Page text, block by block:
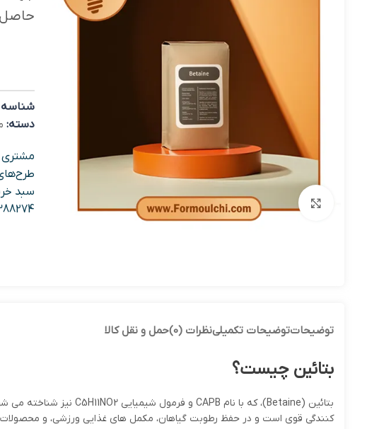
بزرگنمایی تصویر
حاصل
دسته:
مشتری
09358388274
توضیحاتتوضیحات تکمیلینظرات (0) حمل و نقل کالا
بتائین چیست؟
بتائین (Betaine)، که با نام CAPB و فرمول شیمیایی C 5H11NO2
نیز شناخته می
کنندگی قوی است و در حفظ رطوبت گیاهان، مکمل های غذایی ورزشی، و